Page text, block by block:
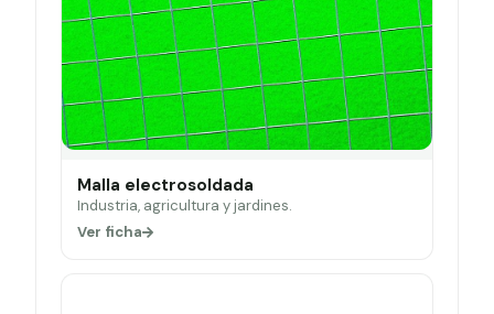
Malla electrosoldada
Industria, agricultura y jardines.
Ver ficha